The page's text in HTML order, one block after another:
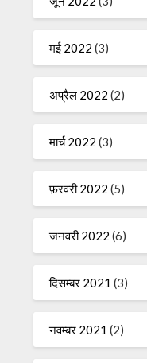
मई 2022 (3)
अप्रैल 2022 (2)
मार्च 2022 (3)
फ़रवरी 2022 (5)
जनवरी 2022 (6)
दिसम्बर 2021 (3)
नवम्बर 2021 (2)